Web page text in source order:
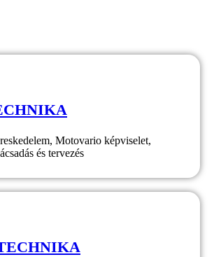
Motovario képviselet,
és tervezés